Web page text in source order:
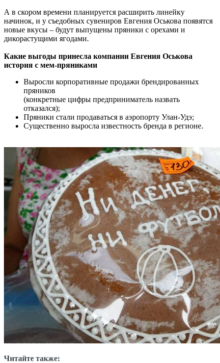
А в скором времени планируется расширить линейку
начинок, и у съедобных сувениров Евгения Оськова появятся
новые вкусы – будут выпущены пряники с орехами и
дикорастущими ягодами.
Какие выгоды принесла компании Евгения Оськова
история с мем-пряниками
Выросли корпоративные продажи брендированных
пряников
(конкретные цифры предприниматель назвать
отказался);
Пряники стали продаваться в аэропорту Улан-Удэ;
Существенно выросла известность бренда в регионе.
Читайте также: